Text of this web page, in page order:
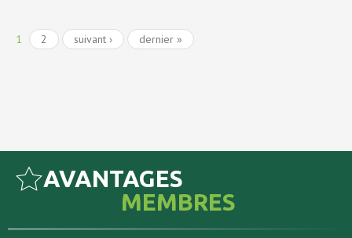
1 2 suivant › dernier »
AVANTAGES
MEMBRES